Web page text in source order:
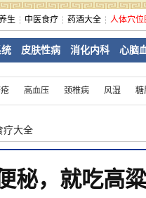
生 中医食疗 药酒大全 人体穴位
皮肤性病 消化内科 心脑
高血压 颈椎病 风湿 糖
疗大全
秘，就吃高